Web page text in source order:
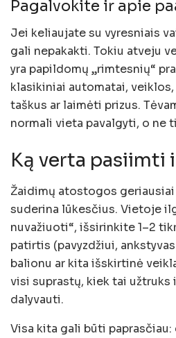
Pagalvokite ir apie
Jei keliaujate su vyresniais
gali nepakakti. Tokiu atveju
yra papildomų „rimtesnių“
klasikiniai automatai,
taškus ar laimėti prizus.
normali vieta pavalgyti, o ne
Ką verta pasiimti
Žaidimų atostogos
suderina lūkesčius. Vietoje
nuvažiuoti“, išsirinkite 1–2
patirtis (pavyzdžiui,
balionu ar kita išskirtinė
visi suprastų, kiek tai užtruks
dalyvauti.
Visa kita gali būti